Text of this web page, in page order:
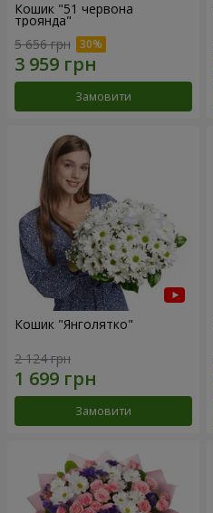
Кошик "51 червона
троянда"
5 656 грн
Замовити
Кошик "Янголятко"
2 124 грн
Замовити